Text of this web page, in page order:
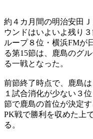
約４カ月間の明治安田
ウンドはいよいよ残り
ループ８位・横浜FMが
る第15節は、鹿島のグ
る一戦となった。
前節終了時点で、鹿島
１試合消化が少ない３
節で鹿島の首位が決定
PK戦で勝利を収めた上
る。